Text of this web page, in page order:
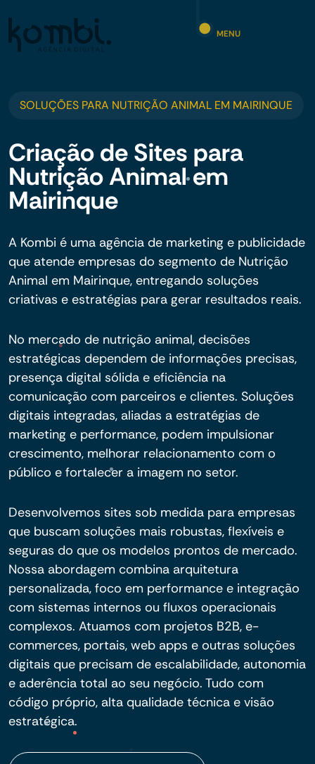
MENU
SOLUÇÕES PARA NUTRIÇÃO ANIMAL EM MAIRINQUE
Criação de Sites para
Nutrição Animal em
Mairinque
A Kombi é uma agência de marketing e publicidade
que atende empresas do segmento de Nutrição
Animal em Mairinque, entregando soluções
criativas e estratégias para gerar resultados reais.
No mercado de nutrição animal, decisões
estratégicas dependem de informações precisas,
presença digital sólida e eficiência na
comunicação com parceiros e clientes. Soluções
digitais integradas, aliadas a estratégias de
marketing e performance, podem impulsionar
crescimento, melhorar relacionamento com o
público e fortalecer a imagem no setor.
Desenvolvemos sites sob medida para empresas
que buscam soluções mais robustas, flexíveis e
seguras do que os modelos prontos de mercado.
Nossa abordagem combina arquitetura
personalizada, foco em performance e integração
com sistemas internos ou fluxos operacionais
complexos. Atuamos com projetos B2B, e-
commerces, portais, web apps e outras soluções
digitais que precisam de escalabilidade, autonomia
e aderência total ao seu negócio. Tudo com
código próprio, alta qualidade técnica e visão
estratégica.